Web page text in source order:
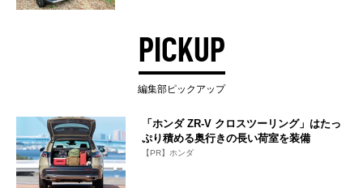
PICKUP
編集部ピックアップ
「ホンダ ZR-V クロスツーリング」はたっ
ぷり積める奥行きの長い荷室を装備
【PR】ホンダ